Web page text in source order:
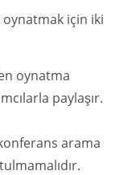
için iki
oynatma
paylaşır.
arama